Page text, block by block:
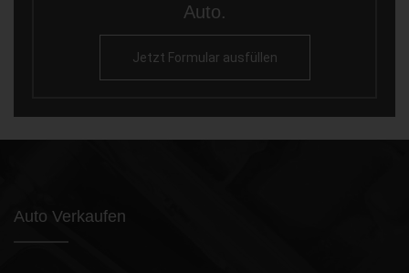
Auto.
Jetzt Formular ausfüllen
Auto Verkaufen